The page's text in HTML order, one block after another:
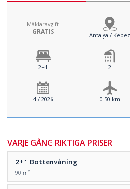
Mäklaravgift
GRATIS Antalya / Kepez
2+1 2
4 / 2026 0-50 km
VARJE GÅNG RIKTIGA PRISER
2+1 Bottenvåning
90 m²